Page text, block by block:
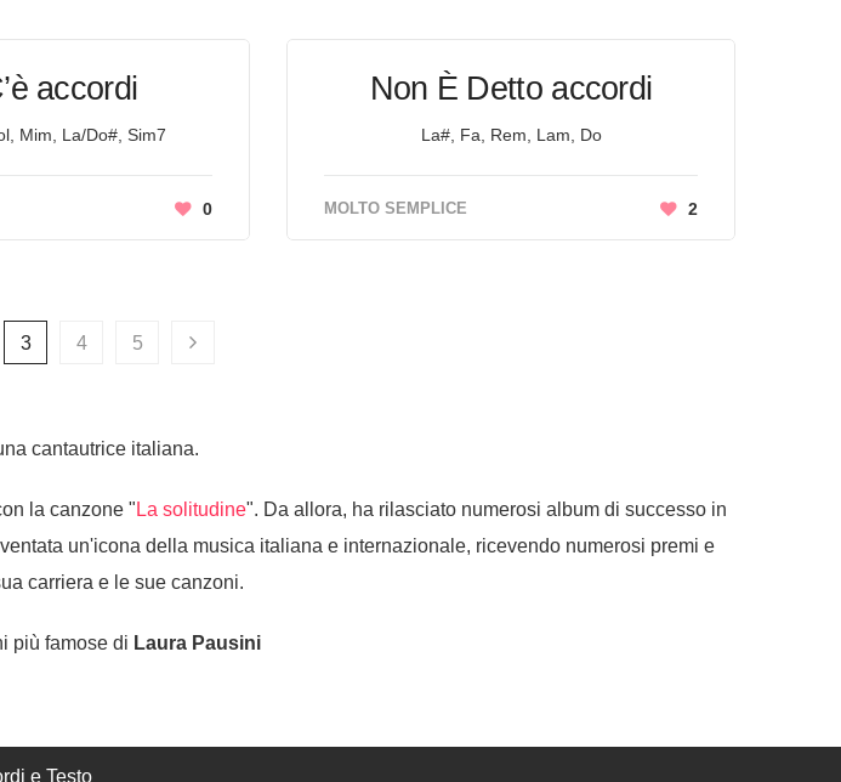
accordi
Mim, La/Do#, Sim7
0
Non È Detto accordi
La#, Fa, Rem, Lam, Do
MOLTO SEMPLICE 2
3 4 5
cantautrice italiana.
la canzone " La solitudine". Da allora, ha rilasciato numerosi album di successo in
un'icona della musica italiana e internazionale, ricevendo numerosi premi e
carriera e le sue canzoni.
più famose di Laura Pausini
e Testo